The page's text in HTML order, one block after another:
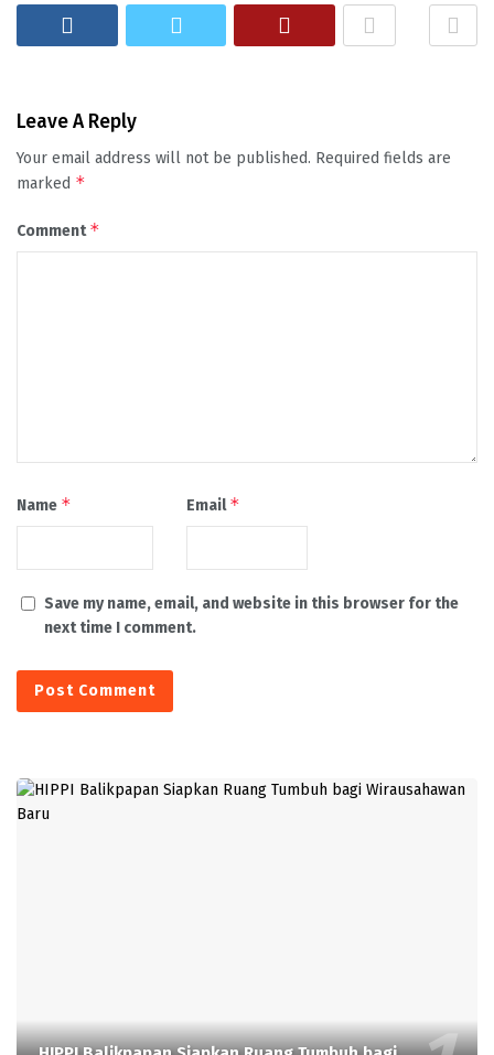
Leave A Reply
Your email address will not be published. Required fields are
marked *
Comment*
Name * Email*
Save my name, email, and website in this browser for the
next time I comment.